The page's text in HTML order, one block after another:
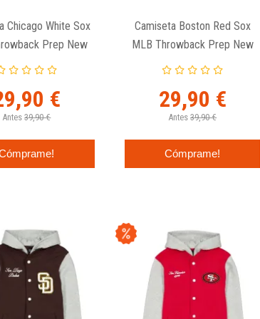
Chicago White Sox
Prep New
Era
€
Antes 39,90 €
Camiseta Boston Red Sox
MLB Throwback Prep New
Era
29,90 €
Antes 39,90 €
Cómprame!